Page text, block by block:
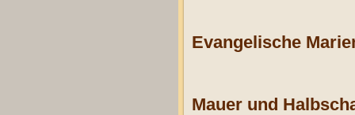
Evangelische
Mauer und